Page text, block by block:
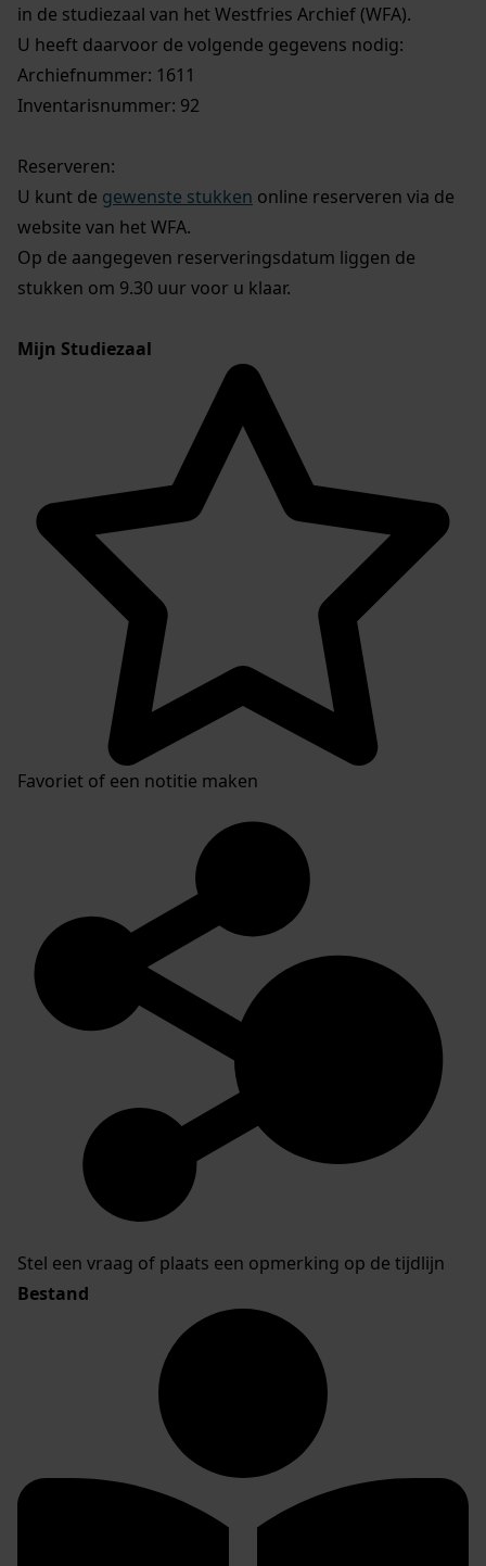
in de studiezaal van het Westfries Archief (WFA).
U heeft daarvoor de volgende gegevens nodig:
Archiefnummer: 1611
Inventarisnummer: 92
Reserveren:
U kunt de gewenste stukken online reserveren via de
website van het WFA.
Op de aangegeven reserveringsdatum liggen de
stukken om 9.30 uur voor u klaar.
Mijn Studiezaal
Favoriet of een notitie maken
Stel een vraag of plaats een opmerking op de tijdlijn
Bestand